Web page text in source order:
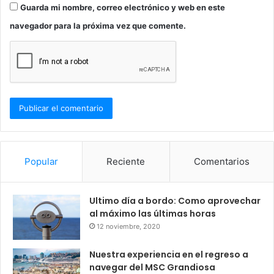
Guarda mi nombre, correo electrónico y web en este
navegador para la próxima vez que comente.
Popular Reciente Comentarios
Ultimo día a bordo: Como aprovechar
al máximo las últimas horas
12 noviembre, 2020
Nuestra experiencia en el regreso a
navegar del MSC Grandiosa